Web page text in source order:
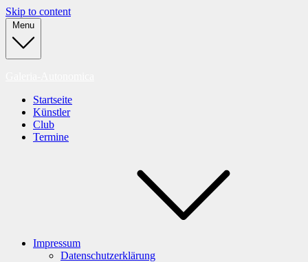
Skip to content
Menu
Startseite
Künstler
Club
Termine
Impressum
Datenschutzerklärung